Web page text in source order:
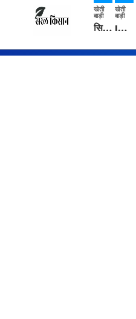
खेती
बाड़ी
सिरसा: कृषि विज्ञान केंद्र की बैठक में फसल बीमा विधि कारण व कृषि उद्यमिता बढ़ावा देने पर चर्चा
खेती
बाड़ी
IMD: राजस्थान में प्री-मानसून की सामान्य से 74% अधिक बारिश, दस्तक में देरी और मानसून कमजोर रहेगा